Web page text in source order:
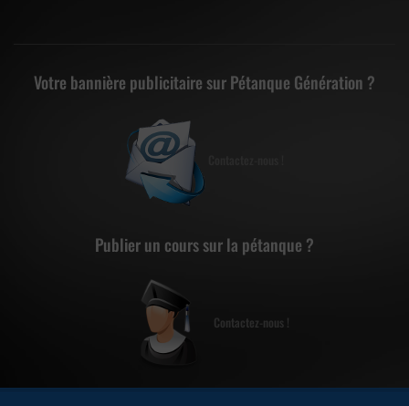
Votre bannière publicitaire sur Pétanque Génération ?
Publier un cours sur la pétanque ?
Contactez-nous !